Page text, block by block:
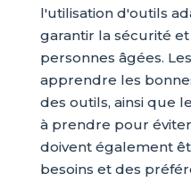
l'utilisation d'outils
garantir la sécurité
personnes âgées.
apprendre les
des outils, ainsi que
à prendre pour
doivent également
besoins et des